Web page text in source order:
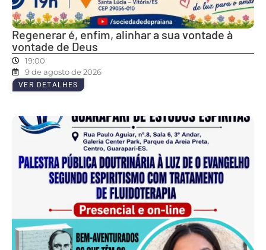
Regenerar é, enfim, alinhar a sua vontade à
vontade de Deus
19:00
9 de agosto de 2026
VER DETALHES